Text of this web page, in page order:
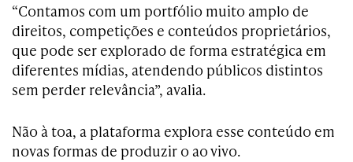
“Contamos com um portfólio muito amplo de
direitos, competições e conteúdos proprietários,
que pode ser explorado de forma estratégica em
diferentes mídias, atendendo públicos distintos
sem perder relevância”, avalia.
Não à toa, a plataforma explora esse conteúdo em
novas formas de produzir o ao vivo.